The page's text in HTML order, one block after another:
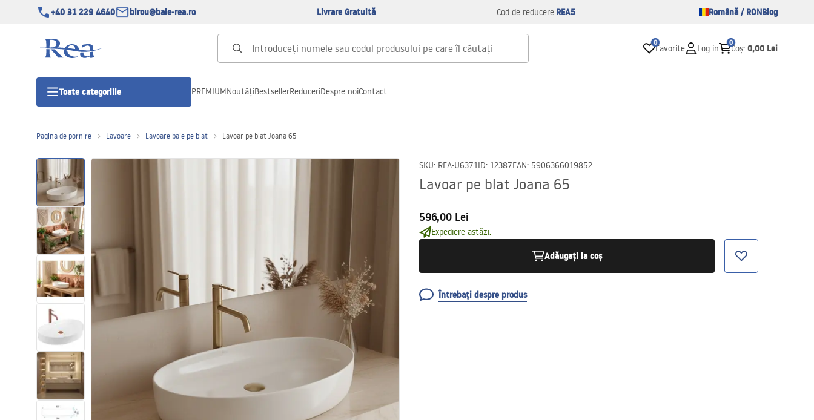
+40 31 229 4640 birou@baie-rea.ro Livrare Gratuită Cod de reducere:REA5 Română / RONBlog
0
Favorite Log in
0
Coș: 0,00 Lei
Toate categoriile
Usi pentru cabine de dus
Cadite de dus
Rigole Liniare
Vase WC si Bideuri
Cazi cu paravane
Baterii sanitare
PREMIUMNoutățiBestsellerReduceriDespre noiContact
Pagina de pornire Lavoare Lavoare baie pe blat Lavoar pe blat Joana 65
SKU: REA-U6371ID: 12387EAN: 5906366019852
Lavoar pe blat Joana 65
596,00 Lei
Expediere astăzi.
Adăugați la coș
Întrebați despre produs